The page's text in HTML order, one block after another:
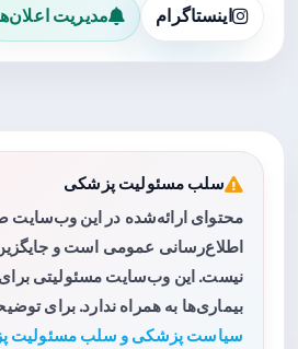
اینستاگرام مدیریت
سلب مسئولیت پزشکی
محتوای ارائه‌شده در این وب‌سایت
اطلاع‌رسانی عمومی است و
نیست. این وب‌سایت مسئولیتی
بیماری‌ها به همراه ندارد. برای
سیاست پزشکی و سلب مسئولیت